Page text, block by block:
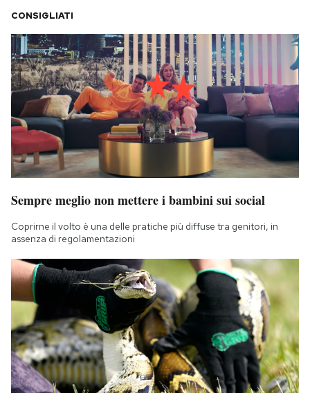
CONSIGLIATI
Sempre meglio non mettere i bambini sui social
Coprirne il volto è una delle pratiche più diffuse tra genitori, in
assenza di regolamentazioni